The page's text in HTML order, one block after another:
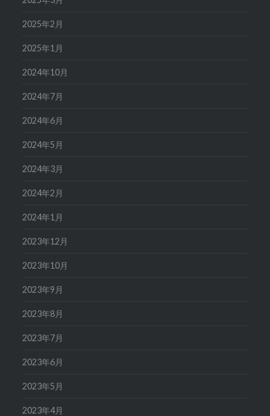
2025年2月
2025年1月
2024年10月
2024年7月
2024年6月
2024年5月
2024年3月
2024年2月
2024年1月
2023年12月
2023年10月
2023年9月
2023年8月
2023年7月
2023年6月
2023年5月
2023年4月